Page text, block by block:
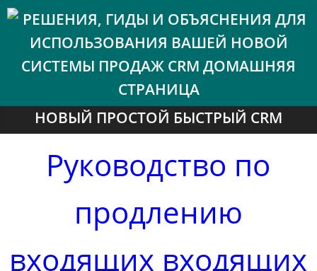
НОВЫЙ ПРОСТОЙ БЫСТРЫЙ CRM
Руководство по
продлению
входящих входящих